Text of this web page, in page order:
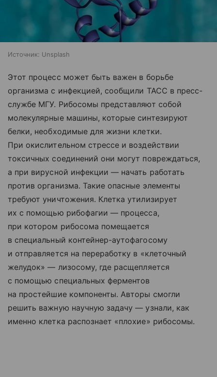
Источник: Unsplash
Этот процесс может быть важен в борьбе
организма с инфекцией, сообщили ТАСС в пресс-
службе МГУ. Рибосомы представляют собой
молекулярные машины, которые синтезируют
белки, необходимые для жизни клетки.
При окислительном стрессе и воздействии
токсичных соединений они могут повреждаться,
а при вирусной инфекции — начать работать
против организма. Такие опасные элементы
требуют уничтожения. Клетка утилизирует
их с помощью рибофагии — процесса,
при котором рибосома помещается
в специальный контейнер-аутофагосому
и отправляется на переработку в «клеточный
желудок» — лизосому, где расщепляется
с помощью специальных ферментов
на простейшие компоненты. Авторы смогли
решить важную научную задачу — узнали, как
именно клетка распознает «плохие» рибосомы.